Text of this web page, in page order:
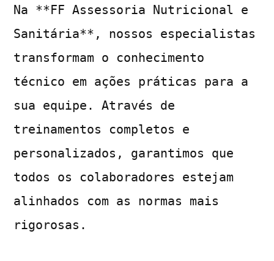
Na **FF Assessoria Nutricional e
Sanitária**, nossos especialistas
transformam o conhecimento
técnico em ações práticas para a
sua equipe. Através de
treinamentos completos e
personalizados, garantimos que
todos os colaboradores estejam
alinhados com as normas mais
rigorosas.